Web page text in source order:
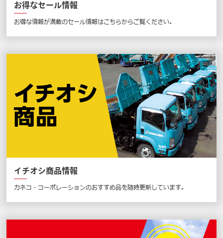
お得なセール情報
お得な情報が満載のセール情報はこちらからご覧ください。
イチオシ商品情報
カネコ・コーポレーションのおすすめ品を随時更新しています。